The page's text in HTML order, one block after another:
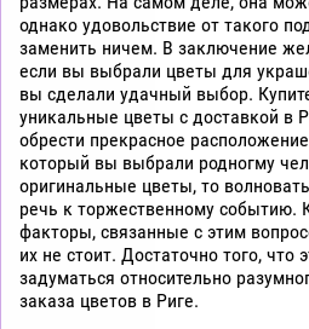
однако удовольствие от такого
заменить ничем. В заключение
если вы выбрали цветы для
вы сделали удачный выбор.
уникальные цветы с доставкой в
обрести прекрасное
который вы выбрали родногму
оригинальные цветы, то
речь к торжественному событию.
факторы, связанные с этим
их не стоит. Достаточно того, что
задуматься относительно
заказа цветов в Риге.